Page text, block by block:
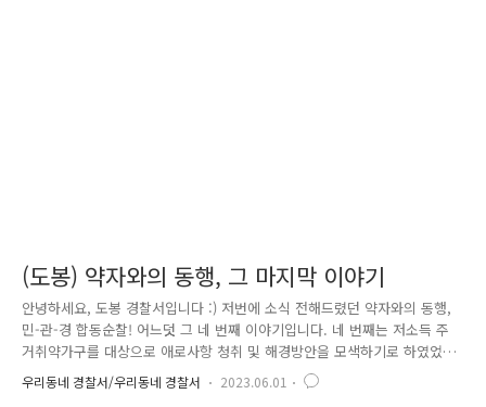
(도봉) 약자와의 동행, 그 마지막 이야기
안녕하세요, 도봉 경찰서입니다 :) 저번에 소식 전해드렸던 약자와의 동행,
민-관-경 합동순찰! 어느덧 그 네 번째 이야기입니다. 네 번째는 저소득 주
거취약가구를 대상으로 애로사항 청취 및 해경방안을 모색하기로 하였었는
데요, 다 함께 주거취약가구를 방문하여 방범시설을 점검하고 필요한 물품
들을 전달하는 시간을 가졌습니다. 범죄예방뿐 아니라 우리 주변에 어려움
우리동네 경찰서/우리동네 경찰서 2023.06.01